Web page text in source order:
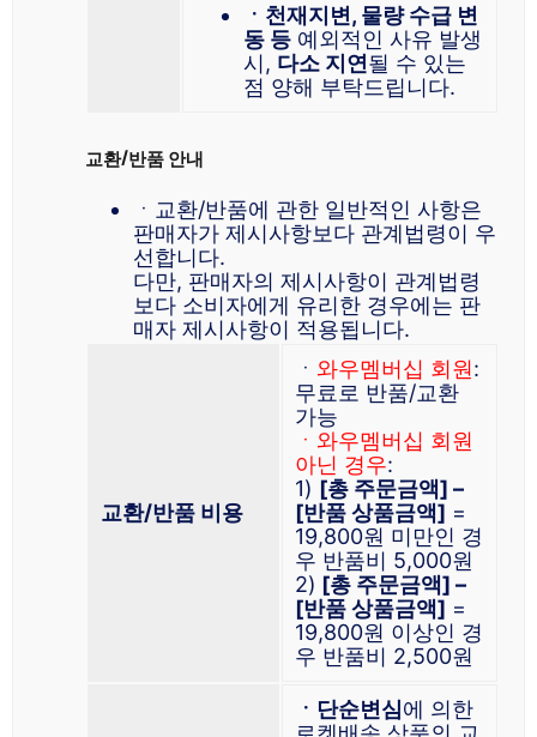
ㆍ천재지변, 물량 수급 변
동 등 예외적인 사유 발생
시, 다소 지연될 수 있는
점 양해 부탁드립니다.
교환/반품 안내
ㆍ교환/반품에 관한 일반적인 사항은
판매자가 제시사항보다 관계법령이 우
선합니다.
다만, 판매자의 제시사항이 관계법령
보다 소비자에게 유리한 경우에는 판
매자 제시사항이 적용됩니다.
교환/반품 비용
ㆍ 와우멤버십 회원:
무료로 반품/교환
가능
ㆍ와우멤버십 회원
아닌 경우:
1) [총 주문금액] –
[반품 상품금액] =
19,800원 미만인 경
우 반품비 5,000원
2) [총 주문금액] –
[반품 상품금액] =
19,800원 이상인 경
우 반품비 2,500원
ㆍ단순변심에 의한